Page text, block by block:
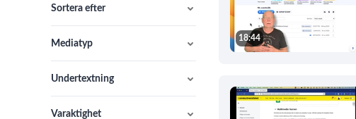
Manualer
Kanaler
Sortera efter
Mediatyp
Undertextning
Varaktighet
18:44